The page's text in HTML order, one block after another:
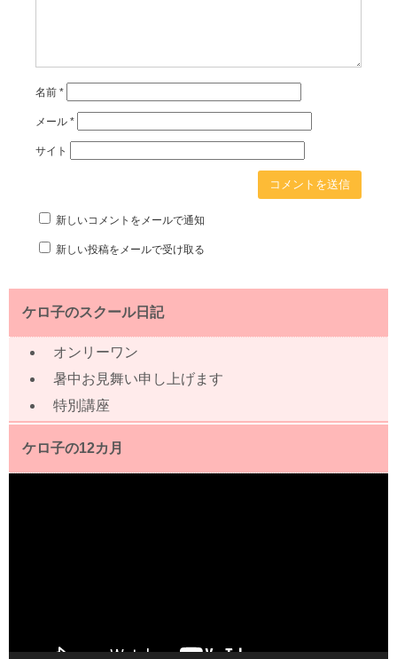
名前 *
メール *
サイト
新しいコメントをメールで通知
新しい投稿をメールで受け取る
ケロ子のスクール日記
オンリーワン
暑中お見舞い申し上げます
特別講座
ケロ子の12カ月